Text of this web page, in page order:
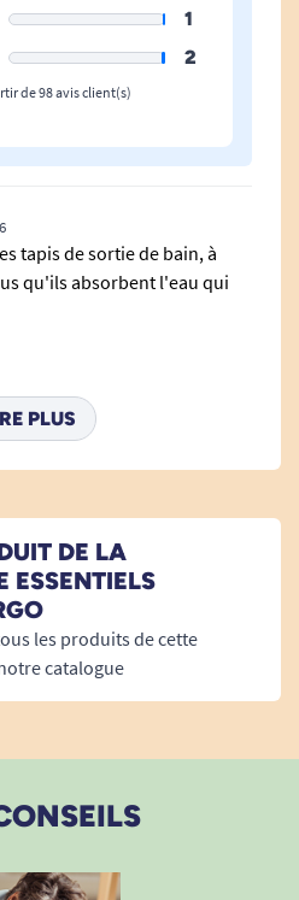
dans l'eau ou ponçage
du particulier
1
2
de 98 avis client(s)
tapis de sortie de bain, à
qu'ils absorbent l'eau qui
description et répond à mes
qualite
PLUS
DE LA
ESSENTIELS
les produits de cette
catalogue